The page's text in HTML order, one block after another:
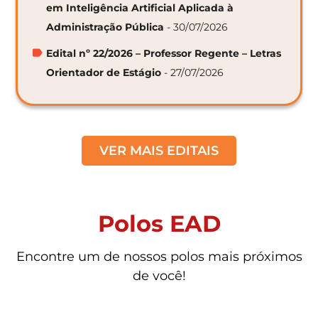
em Inteligência Artificial Aplicada à
Administração Pública - 30/07/2026
Edital nº 22/2026 – Professor Regente – Letras
Orientador de Estágio - 27/07/2026
VER MAIS EDITAIS
Polos EAD
Encontre um de nossos polos mais próximos
de você!